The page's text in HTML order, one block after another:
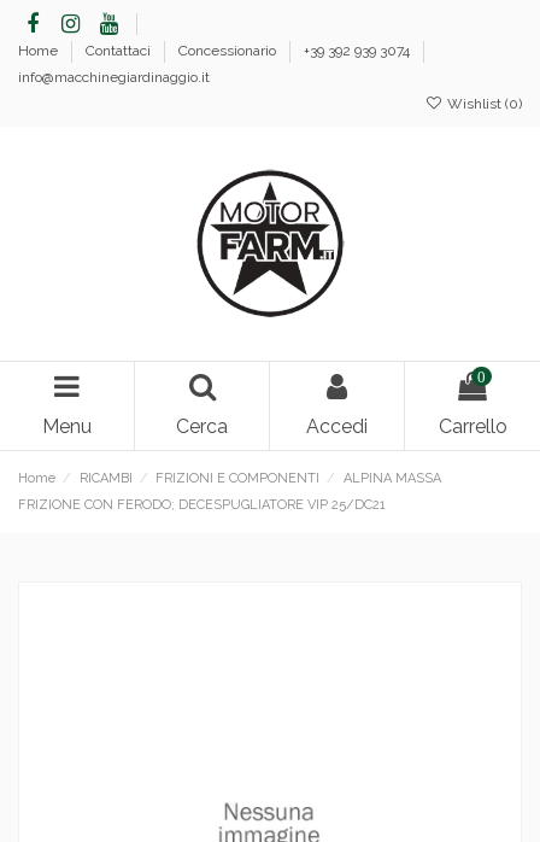
Home Contattaci Concessionario
+39 392 939 3074
info@macchinegiardinaggio.it
Wishlist (0)
Menu Cerca Accedi
0
Carrello
Home RICAMBI FRIZIONI E COMPONENTI
ALPINA MASSA
FRIZIONE CON FERODO; DECESPUGLIATORE VIP 25/DC21